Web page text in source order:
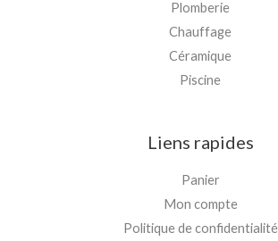
Plomberie
Chauffage
Céramique
Piscine
Liens rapides
Panier
Mon compte
Politique de confidentialité